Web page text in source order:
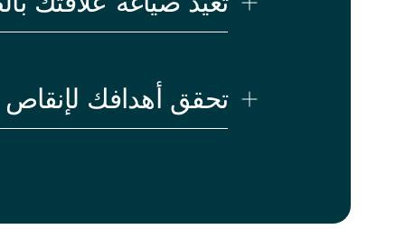
تحقق أهدافك